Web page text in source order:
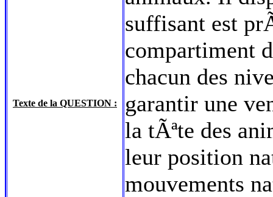
Texte de la QUESTION :
suffisant est
compartiment
chacun des
garantir une
la tÃªte des
leur position
mouvements